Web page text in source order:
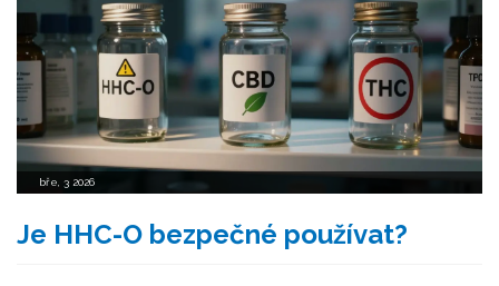
bře, 3 2026
Je HHC-O bezpečné používat?